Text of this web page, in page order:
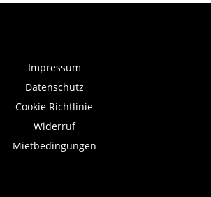
Impressum
Datenschutz
Cookie Richtlinie
Widerruf
Mietbedingungen